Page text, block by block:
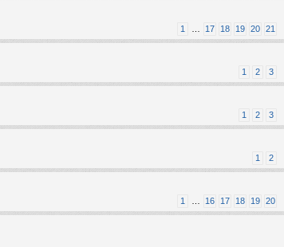
1 … 17 18 19 20 21
1 2 3
1 2 3
1 2
1 … 16 17 18 19 20